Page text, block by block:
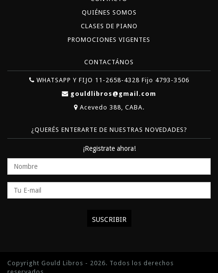
QUIÉNES SOMOS
CLASES DE PIANO
PROMOCIONES VIGENTES
CONTACTÁNOS
WHATSAPP Y FIJO 11-2658-4328 Fijo 4793-3506
gouldlibros@gmail.com
Acevedo 388, CABA.
¿QUERÉS ENTERARTE DE NUESTRAS NOVEDADES?
¡Registrate ahora!
Copyright Gould Libros - 2026. Todos los derechos